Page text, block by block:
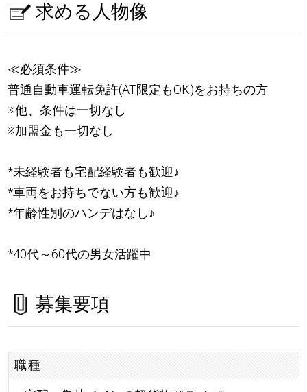
求める人物像
≪必須条件≫
普通自動車運転免許(AT限定もOK)をお持ちの方
※他、条件は一切なし
※加盟金も一切なし
*未経験者も宅配経験者も歓迎♪
*車両をお持ちでない方も歓迎♪
*年齢性別のハンデはなし♪
*40代～60代の男女活躍中
募集要項
職種